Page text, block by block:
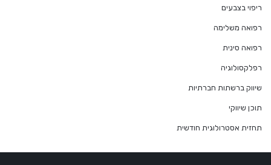
ריפוי בצבעים
רפואה משלימה
רפואה סינית
רפלקסולוגיה
שיווק ברשתות חברתיות
תוכן שיווקי
תחזית אסטרולוגית חודשית